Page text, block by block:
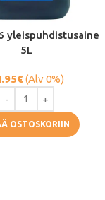
yleispuhdistusaine
5L
€(Alv 0%)
OSTOSKORIIN